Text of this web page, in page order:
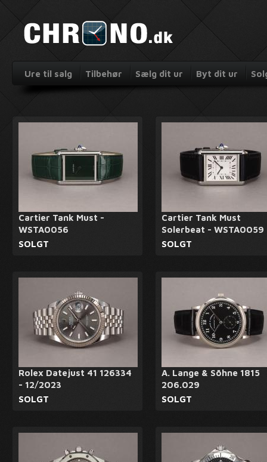
Ure til salg Tilbehør Sælg dit ur Byt dit ur
Cartier Tank Must -
WSTA0056
SOLGT
Cartier Tank Must
Solerbeat - WSTA0059
SOLGT
Rolex Datejust 41 126334
- 12/2023
SOLGT
A. Lange & Söhne 1815
206.029
SOLGT